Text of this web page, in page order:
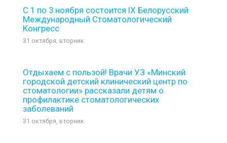
С 1 по 3 ноября состоится IX Белорусский
Международный Стоматологический
Конгресс
31 октября, вторник
Отдыхаем с пользой! Врачи УЗ «Минский
городской детский клинический центр по
стоматологии» рассказали детям о
профилактике стоматологических
заболеваний
31 октября, вторник